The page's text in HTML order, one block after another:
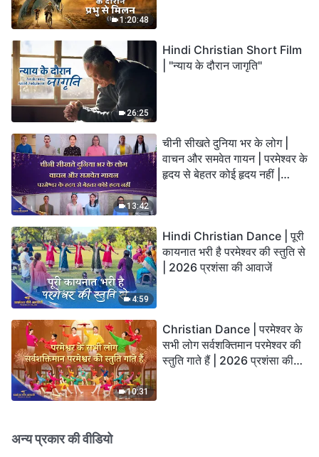
1:20:48
26:25
Hindi Christian Short Film
| "न्याय के दौरान जागृति"
13:42
चीनी सीखते दुनिया भर के लोग |
वाचन और समवेत गायन | परमेश्वर के
हृदय से बेहतर कोई हृदय नहीं |
4:59
Hindi Christian Dance | पूरी
कायनात भरी है परमेश्वर की स्तुति से
| 2026 प्रशंसा की आवाजें
10:31
Christian Dance | परमेश्वर के
सभी लोग सर्वशक्तिमान परमेश्वर की
स्तुति गाते हैं | 2026 प्रशंसा की
अन्य प्रकार की वीडियो